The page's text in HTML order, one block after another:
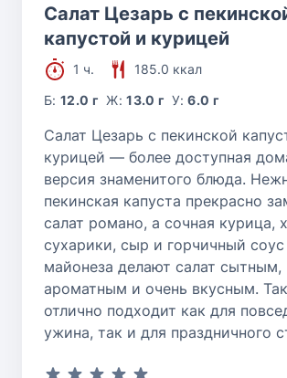
Салат Цезарь с
капустой и курицей
1 ч.
185.0 ккал
Б:12.0 г Ж:13.0 г У:6.0 г
Салат Цезарь с пекинской
курицей — более доступная
версия знаменитого блюда.
пекинская капуста прекрасно
салат романо, а сочная курица,
сухарики, сыр и горчичный
майонеза делают салат сытным,
ароматным и очень вкусным.
отлично подходит как для
ужина, так и для праздничного